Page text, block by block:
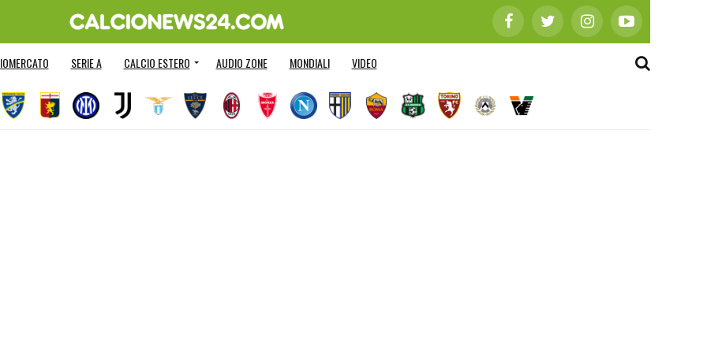
SERIE A CALCIO ESTERO AUDIO ZONE MONDIALI VIDEO